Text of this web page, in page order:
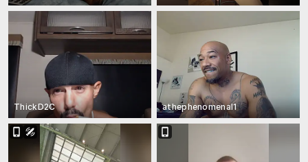
ThickD2C athephenomenal1